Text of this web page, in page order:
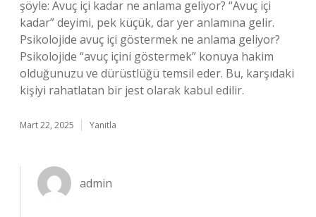
şöyle: Avuç içi kadar ne anlama geliyor? “Avuç içi
kadar” deyimi, pek küçük, dar yer anlamına gelir.
Psikolojide avuç içi göstermek ne anlama geliyor?
Psikolojide “avuç içini göstermek” konuya hakim
olduğunuzu ve dürüstlüğü temsil eder. Bu, karşıdaki
kişiyi rahatlatan bir jest olarak kabul edilir.
Mart 22, 2025 Yanıtla
admin